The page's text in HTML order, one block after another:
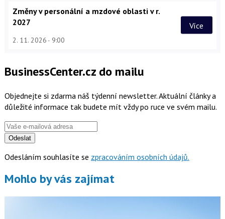
Změny v personální a mzdové oblasti v r.
2027
2. 11. 2026 9:00
Více
BusinessCenter.cz do mailu
Objednejte si zdarma náš týdenní newsletter. Aktuální články a
důležité informace tak budete mít vždy po ruce ve svém mailu.
Odeslat
Odesláním souhlasíte se zpracováním osobních údajů.
Mohlo by vás zajímat